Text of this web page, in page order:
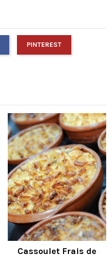
PINTEREST
Cassoulet Frais de